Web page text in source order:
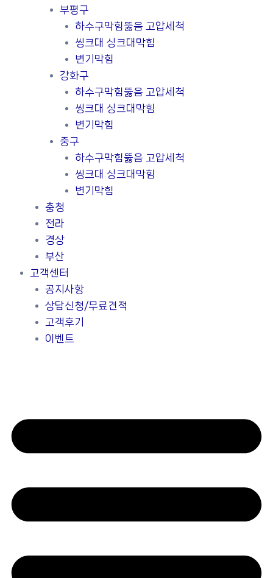
부평구
하수구막힘뚫음 고압세척
씽크대 싱크대막힘
변기막힘
강화구
하수구막힘뚫음 고압세척
씽크대 싱크대막힘
변기막힘
중구
하수구막힘뚫음 고압세척
씽크대 싱크대막힘
변기막힘
충청
전라
경상
부산
고객센터
공지사항
상담신청/무료견적
고객후기
이벤트